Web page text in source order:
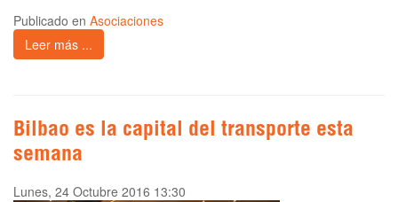
Publicado en Asociaciones
Leer más ...
Bilbao es la capital del transporte esta
semana
Lunes, 24 Octubre 2016 13:30